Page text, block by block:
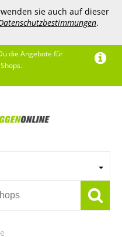
sie auch auf dieser
.
die Angebote für